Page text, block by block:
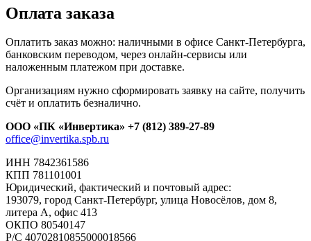
Оплата заказа
Оплатить заказ можно: наличными в офисе Санкт-Петербурга,
банковским переводом, через онлайн-сервисы или
наложенным платежом при доставке.
Организациям нужно сформировать заявку на сайте, получить
счёт и оплатить безналично.
ООО «ПК «Инвертика» +7 (812) 389-27-89
office@invertika.spb.ru
ИНН 7842361586
КПП 781101001
Юридический, фактический и почтовый адрес:
193079, город Санкт-Петербург, улица Новосёлов, дом 8,
литера А, офис 413
ОКПО 80540147
Р/С 40702810855000018566